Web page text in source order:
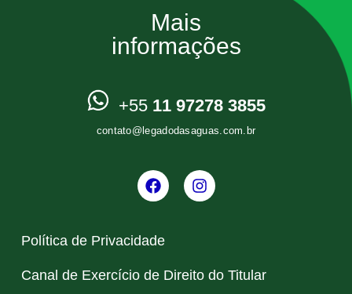
Mais
informações
+55 11 97278 3855
contato@legadodasaguas.com.br
Política de Privacidade
Canal de Exercício de Direito do Titular